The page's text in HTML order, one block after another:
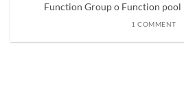
Function Group o Function
1 COMMENT